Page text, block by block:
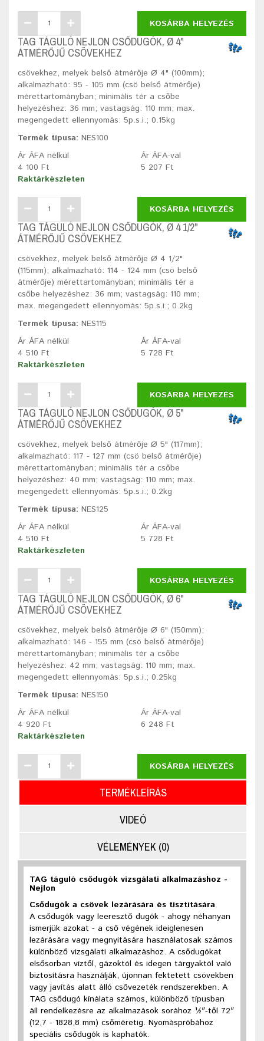
KOSÁRBA HELYEZÉS
TAG TÁGULÓ NEJLON CSŐDUGÓK, Ø 4"
ÁTMÉRŐJŰ CSÖVEKHEZ
csövekhez, melyek belső átmérője Ø 4" (100mm);
alkalmazható: 95 - 105 mm (csö belső átmérője)
mérettartományban; minimális tér a csőbe
helyezéshez: 36 mm; vastagság: 110 mm; max.
megengedett ellennyomás: 5p.s.i.; 0.15kg
Termék típusa: NES100
Ár ÁFA nélkül
4 100 Ft
Ár ÁFA-val
5 207 Ft
Raktárkészleten
KOSÁRBA HELYEZÉS
TAG TÁGULÓ NEJLON CSŐDUGÓK, Ø 4 1/2"
ÁTMÉRŐJŰ CSÖVEKHEZ
csövekhez, melyek belső átmérője Ø 4 1/2"
(115mm); alkalmazható: 114 - 124 mm (csö belső
átmérője) mérettartományban; minimális tér a
csőbe helyezéshez: 36 mm; vastagság: 110 mm;
max. megengedett ellennyomás: 5p.s.i.; 0.2kg
Termék típusa: NES115
Ár ÁFA nélkül
4 510 Ft
Ár ÁFA-val
5 728 Ft
Raktárkészleten
KOSÁRBA HELYEZÉS
TAG TÁGULÓ NEJLON CSŐDUGÓK, Ø 5"
ÁTMÉRŐJŰ CSÖVEKHEZ
csövekhez, melyek belső átmérője Ø 5" (117mm);
alkalmazható: 117 - 127 mm (csö belső átmérője)
mérettartományban; minimális tér a csőbe
helyezéshez: 40 mm; vastagság: 110 mm; max.
megengedett ellennyomás: 5p.s.i.; 0.2kg
Termék típusa: NES125
Ár ÁFA nélkül
4 510 Ft
Ár ÁFA-val
5 728 Ft
Raktárkészleten
KOSÁRBA HELYEZÉS
TAG TÁGULÓ NEJLON CSŐDUGÓK, Ø 6"
ÁTMÉRŐJŰ CSÖVEKHEZ
csövekhez, melyek belső átmérője Ø 6" (150mm);
alkalmazható: 146 - 155 mm (csö belső átmérője)
mérettartományban; minimális tér a csőbe
helyezéshez: 42 mm; vastagság: 110 mm; max.
megengedett ellennyomás: 5p.s.i.; 0.25kg
Termék típusa: NES150
Ár ÁFA nélkül
4 920 Ft
Ár ÁFA-val
6 248 Ft
Raktárkészleten
KOSÁRBA HELYEZÉS
TERMÉKLEÍRÁS
VIDEÓ
VÉLEMÉNYEK (0)
TAG táguló csődugók vizsgálati alkalmazáshoz -
Nejlon
Csődugók a csövek lezárására és tisztítására
A csődugók vagy leeresztő dugók - ahogy néhanyan
ismerjük azokat - a cső végének ideiglenesen
lezárására vagy megnyitására használatosak számos
különböző vizsgálati alkalmazáshoz. A csődugókat
elsősorban víztől, gázoktól és idegen tárgyaktól való
biztosításra használják, újonnan fektetett csövekben
vagy javítás alatt álló csővezeték rendszerekben. A
TAG csődugó kínálata számos, különböző típusban
áll rendelkezésre az alkalmazások sorához ½″-től 72″
(12,7 - 1828,8 mm) csőméretig. Nyomáspróbához
speciális csődugók is kaphatók.